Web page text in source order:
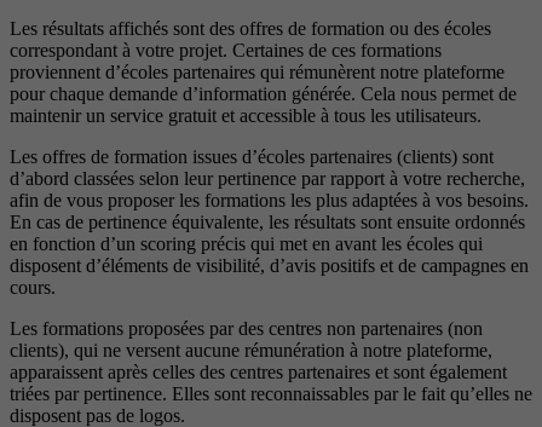
Les résultats affichés sont des offres de formation ou des écoles
correspondant à votre projet. Certaines de ces formations
proviennent d’écoles partenaires qui rémunèrent notre plateforme
pour chaque demande d’information générée. Cela nous permet de
maintenir un service gratuit et accessible à tous les utilisateurs.
Les offres de formation issues d’écoles partenaires (clients) sont
d’abord classées selon leur pertinence par rapport à votre recherche,
afin de vous proposer les formations les plus adaptées à vos besoins.
En cas de pertinence équivalente, les résultats sont ensuite ordonnés
en fonction d’un scoring précis qui met en avant les écoles qui
disposent d’éléments de visibilité, d’avis positifs et de campagnes en
cours.
Les formations proposées par des centres non partenaires (non
clients), qui ne versent aucune rémunération à notre plateforme,
apparaissent après celles des centres partenaires et sont également
triées par pertinence. Elles sont reconnaissables par le fait qu’elles ne
disposent pas de logos.